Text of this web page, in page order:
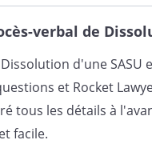
articles L.237-1 à L.
pour les
de la clôture de
verbal de
d'une SASU
et Rocket
tous les détails à
facile.